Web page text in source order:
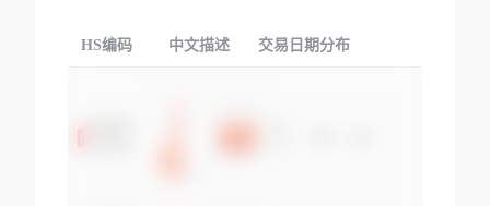
HS编码 中文描述 交易日期分布